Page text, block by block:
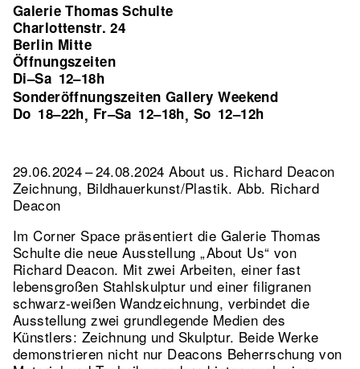
Galerie Thomas Schulte
Charlottenstr. 24
Berlin Mitte
Öffnungszeiten
Di–Sa 12–18h
Sonderöffnungszeiten Gallery Weekend
Do 18–22h, Fr–Sa 12–18h, So 12–12h
29.06.2024 – 24.08.2024 About us. Richard Deacon
Zeichnung, Bildhauerkunst/Plastik. Abb. Richard
Deacon
Im Corner Space präsentiert die Galerie Thomas
Schulte die neue Ausstellung „About Us“ von
Richard Deacon. Mit zwei Arbeiten, einer fast
lebensgroßen Stahlskulptur und einer filigranen
schwarz-weißen Wandzeichnung, verbindet die
Ausstellung zwei grundlegende Medien des
Künstlers: Zeichnung und Skulptur. Beide Werke
demonstrieren nicht nur Deacons Beherrschung von